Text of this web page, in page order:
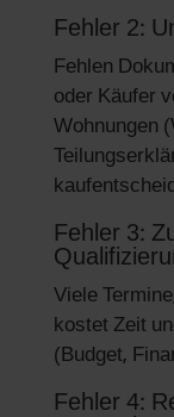
Fehler 2:
Fehlen
oder Käufer
Wohnungen
Fehler 3:
Viele
kostet Zeit
(Budget,
Fehler 4: